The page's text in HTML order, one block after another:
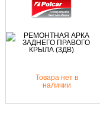
Товара нет в
наличии